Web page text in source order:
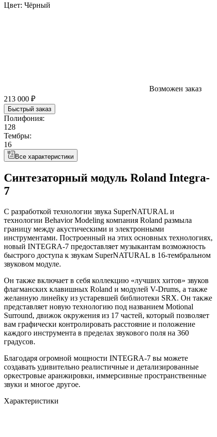
Цвет: Чёрный
Возможен заказ
213 000 ₽
Быстрый заказ
Полифония:
128
Тембры:
16
Все характеристики
Синтезаторный модуль Roland Integra-
7
С разработкой технологии звука SuperNATURAL и
технологии Behavior Modeling компания Roland размыла
границу между акустическими и электронными
инструментами. Построенный на этих основных технологиях,
новый INTEGRA-7 предоставляет музыкантам возможность
быстрого доступа к звукам SuperNATURAL в 16-тембральном
звуковом модуле.
Он также включает в себя коллекцию «лучших хитов» звуков
флагманских клавишных Roland и модулей V-Drums, а также
желанную линейку из устаревшей библиотеки SRX. Он также
представляет новую технологию под названием Motional
Surround, движок окружения из 17 частей, который позволяет
вам графически контролировать расстояние и положение
каждого инструмента в пределах звукового поля на 360
градусов.
Благодаря огромной мощности INTEGRA-7 вы можете
создавать удивительно реалистичные и детализированные
оркестровые аранжировки, иммерсивные пространственные
звуки и многое другое.
Характеристики